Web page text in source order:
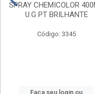
SPRAY CHEMICOLOR
U.G PT BRILHANTE
Código: 3345
Faça seu login ou